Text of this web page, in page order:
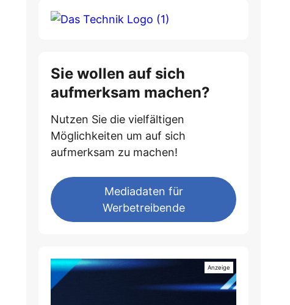
Sie wollen auf sich
aufmerksam machen?
Nutzen Sie die vielfältigen
Möglichkeiten um auf sich
aufmerksam zu machen!
Mediadaten für
Werbetreibende